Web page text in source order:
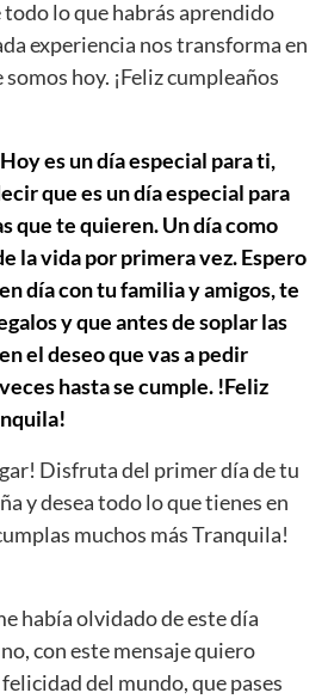
lo que habrás aprendido
experiencia nos transforma en
hoy. ¡Feliz cumpleaños
es un día especial para ti,
que es un día especial para
que te quieren. Un día como
la vida por primera vez. Espero
día con tu familia y amigos, te
y que antes de soplar las
el deseo que vas a pedir
hasta se cumple. !Feliz
Disfruta del primer día de tu
y desea todo lo que tienes en
muchos más Tranquila!
había olvidado de este día
con este mensaje quiero
del mundo, que pases